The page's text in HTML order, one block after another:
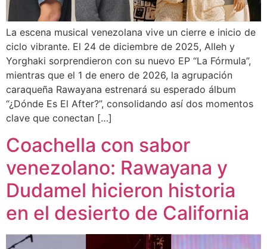
La escena musical venezolana vive un cierre e inicio de
ciclo vibrante. El 24 de diciembre de 2025, Alleh y
Yorghaki sorprendieron con su nuevo EP “La Fórmula”,
mientras que el 1 de enero de 2026, la agrupación
caraqueña Rawayana estrenará su esperado álbum
“¿Dónde Es El After?”, consolidando así dos momentos
clave que conectan […]
Coachella con sabor
venezolano: Rawayana y
Dudamel hicieron historia
en el desierto de California